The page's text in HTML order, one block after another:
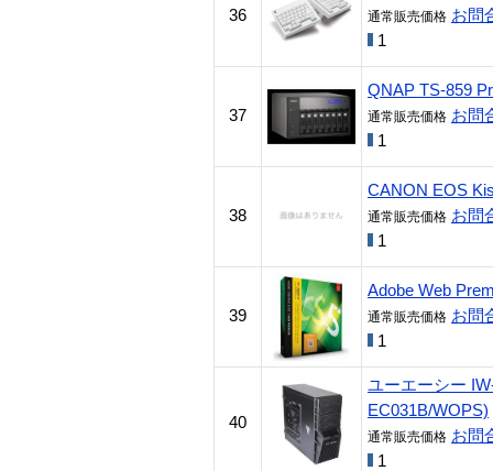
36 通常販売価格 お問
1
37
QNAP TS-859
通常販売価格 お問
1
38
CANON EOS
通常販売価格 お問
1
39
Adobe Web
通常販売価格 お問
1
40
ユーエーシー
EC031B/WOPS)
通常販売価格 お問
1